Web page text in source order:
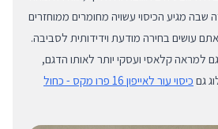
שבה מגיע הכיסוי עשויה מחומרים ממוחזרים
עושים בחירה מודעת וידידותית לסביבה.
למראה קלאסי ועסקי יותר לאותו הדגם,
גם
כיסוי עור לאייפון 16 פרו מקס - כחול